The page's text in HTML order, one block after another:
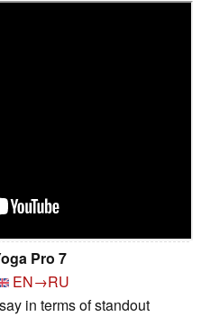
Pro 7
EN→RU
in terms of standout